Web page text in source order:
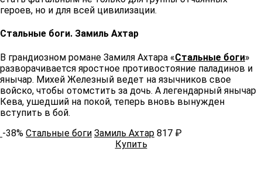
героев, но и для всей цивилизации. ​​
Стальные боги. Замиль Ахтар ​​
В грандиозном романе Замиля Ахтара «Стальные боги»
разворачивается яростное противостояние паладинов и
янычар. Михей Железный ведет на язычников свое
войско, чтобы отомстить за дочь. А легендарный янычар
Кева, ушедший на покой, теперь вновь вынужден
вступить в бой.​
-38% Стальные боги Замиль Ахтар 817 ₽
Купить